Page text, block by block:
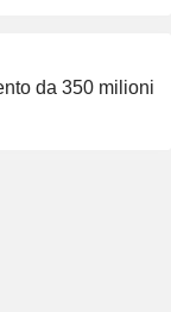
da 350 milioni